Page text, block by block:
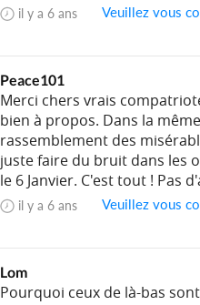
il y a 6 ans Veuillez vous
Peace101
Merci chers vrais
bien à propos. Dans la
rassemblement des
juste faire du bruit dans les
le 6 Janvier. C'est tout ! Pas
il y a 6 ans Veuillez vous
Lom
Pourquoi ceux de là-bas